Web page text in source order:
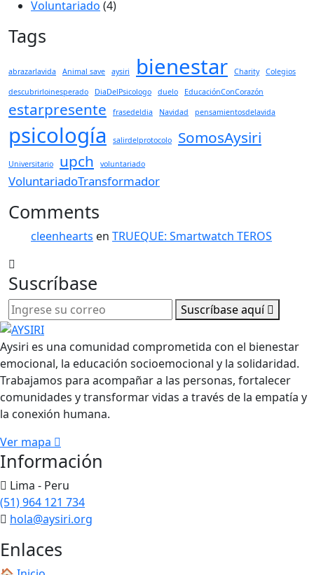
Voluntariado (4)
Tags
abrazarlavida Animal save aysiri bienestar Charity Colegios
descubrirloinesperado DiaDelPsicologo duelo EducaciónConCorazón
estarpresente frasedeldia Navidad pensamientosdelavida
psicología salirdelprotocolo SomosAysiri
Universitario upch voluntariado
VoluntariadoTransformador
Comments
cleenhearts en TRUEQUE: Smartwatch TEROS
Suscríbase
Suscríbase aquí
Aysiri es una comunidad comprometida con el bienestar
emocional, la educación socioemocional y la solidaridad.
Trabajamos para acompañar a las personas, fortalecer
comunidades y transformar vidas a través de la empatía y
la conexión humana.
Ver mapa
Información
Lima - Peru
(51) 964 121 734
hola@aysiri.org
Enlaces